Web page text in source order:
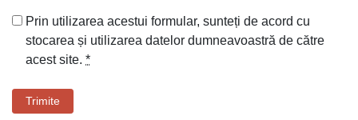
Prin utilizarea acestui formular, sunteți de acord cu
stocarea și utilizarea datelor dumneavoastră de către
acest site. *
Trimite